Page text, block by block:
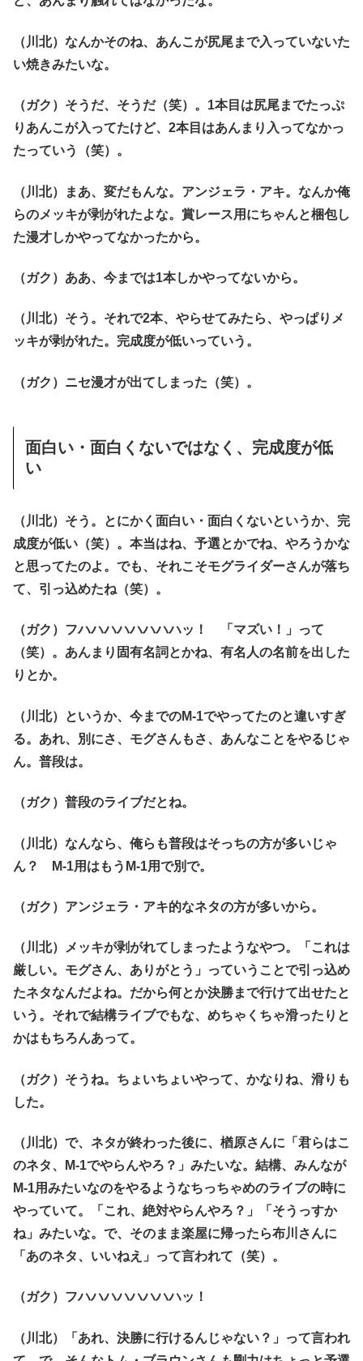
（川北）なんかそのね、あんこが尻尾まで入っていないた
い焼きみたいな。
（ガク）そうだ、そうだ（笑）。1本目は尻尾までたっぷ
りあんこが入ってたけど、2本目はあんまり入ってなかっ
たっていう（笑）。
（川北）まあ、変だもんな。アンジェラ・アキ。なんか俺
らのメッキが剥がれたよな。賞レース用にちゃんと梱包し
た漫才しかやってなかったから。
（ガク）ああ、今までは1本しかやってないから。
（川北）そう。それで2本、やらせてみたら、やっぱりメ
ッキが剥がれた。完成度が低いっていう。
（ガク）ニセ漫才が出てしまった（笑）。
面白い・面白くないではなく、完成度が低
い
（川北）そう。とにかく面白い・面白くないというか、完
成度が低い（笑）。本当はね、予選とかでね、やろうかな
と思ってたのよ。でも、それこそモグライダーさんが落ち
て、引っ込めたね（笑）。
（ガク）フハハハハハハハハッ！ 「マズい！」って
（笑）。あんまり固有名詞とかね、有名人の名前を出した
りとか。
（川北）というか、今までのM-1でやってたのと違いすぎ
る。あれ、別にさ、モグさんもさ、あんなことをやるじゃ
ん。普段は。
（ガク）普段のライブだとね。
（川北）なんなら、俺らも普段はそっちの方が多いじゃ
ん？ M-1用はもうM-1用で別で。
（ガク）アンジェラ・アキ的なネタの方が多いから。
（川北）メッキが剥がれてしまったようなやつ。「これは
厳しい。モグさん、ありがとう」っていうことで引っ込め
たネタなんだよね。だから何とか決勝まで行けて出せたと
いう。それで結構ライブでもな、めちゃくちゃ滑ったりと
かはもちろんあって。
（ガク）そうね。ちょいちょいやって、かなりね、滑りも
した。
（川北）で、ネタが終わった後に、楢原さんに「君らはこ
のネタ、M-1でやらんやろ？」みたいな。結構、みんなが
M-1用みたいなのをやるようなちっちゃめのライブの時に
やっていて。「これ、絶対やらんやろ？」「そうっすか
ね」みたいな。で、そのまま楽屋に帰ったら布川さんに
「あのネタ、いいねえ」って言われて（笑）。
（ガク）フハハハハハハハハッ！
（川北）「あれ、決勝に行けるんじゃない？」って言われ